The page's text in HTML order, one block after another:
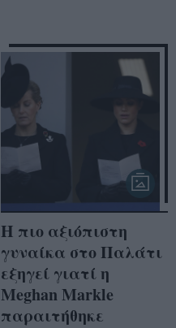
Η πιο αξιόπιστη
γυναίκα στο Παλάτι
εξηγεί γιατί η
Meghan Markle
παραιτήθηκε